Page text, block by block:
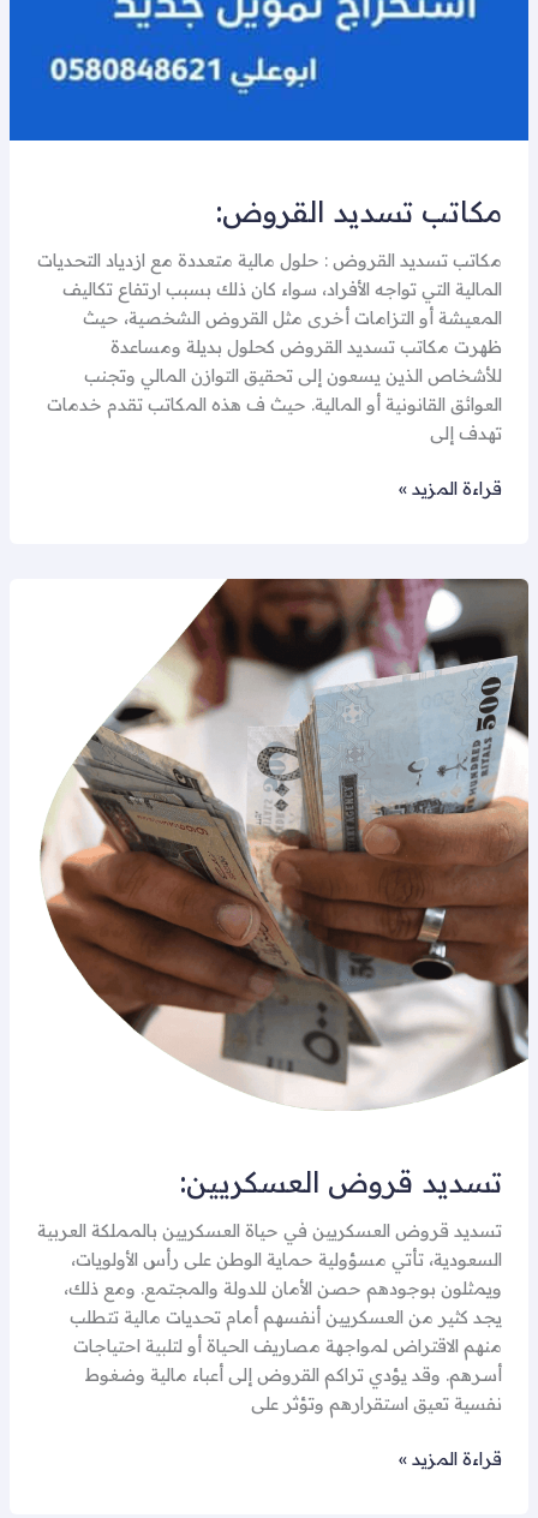
مكاتب تسديد القروض:
مكاتب تسديد القروض : حلول مالية متعددة مع ازدياد التحديات
المالية التي تواجه الأفراد، سواء كان ذلك بسبب ارتفاع تكاليف
المعيشة أو التزامات أخرى مثل القروض الشخصية، حيث
ظهرت مكاتب تسديد القروض كحلول بديلة ومساعدة
للأشخاص الذين يسعون إلى تحقيق التوازن المالي وتجنب
العوائق القانونية أو المالية. حيث ف هذه المكاتب تقدم خدمات
تهدف إلى
قراءة المزيد »
تسديد قروض العسكريين:
تسديد قروض العسكريين في حياة العسكريين بالمملكة العربية
السعودية، تأتي مسؤولية حماية الوطن على رأس الأولويات،
ويمثلون بوجودهم حصن الأمان للدولة والمجتمع. ومع ذلك،
يجد كثير من العسكريين أنفسهم أمام تحديات مالية تتطلب
منهم الاقتراض لمواجهة مصاريف الحياة أو لتلبية احتياجات
أسرهم. وقد يؤدي تراكم القروض إلى أعباء مالية وضغوط
نفسية تعيق استقرارهم وتؤثر على
تسديد
قروض
العسكريين:
قراءة المزيد »